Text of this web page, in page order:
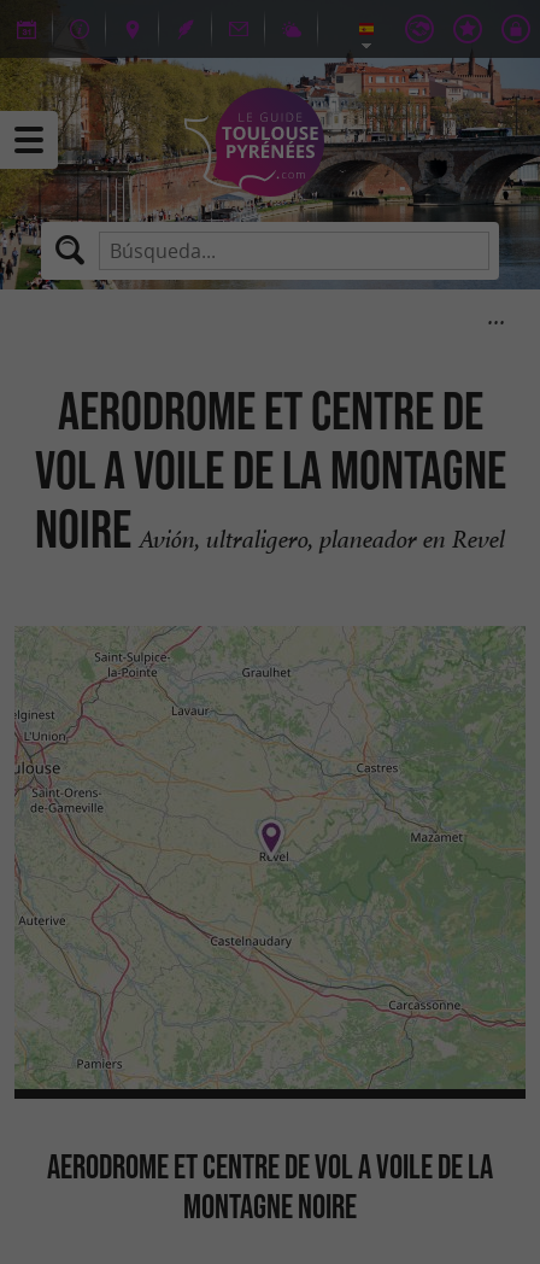
AERODROME ET CENTRE DE
VOL A VOILE DE LA MONTAGNE
NOIRE Avión, ultraligero, planeador en Revel
AERODROME ET CENTRE DE VOL A VOILE DE LA
MONTAGNE NOIRE